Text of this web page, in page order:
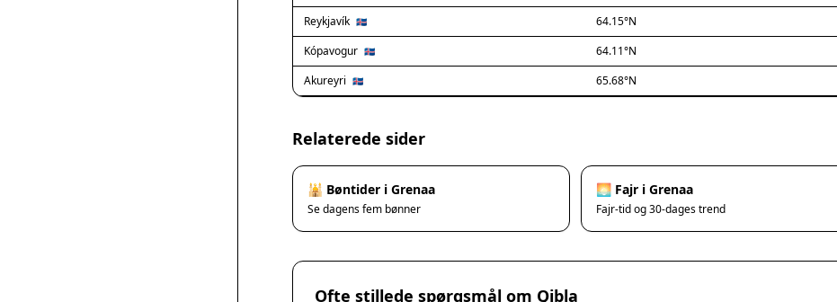
Reykjavík 🇮🇸 64.15°N
Kópavogur 🇮🇸 64.11°N
Akureyri 🇮🇸 65.68°N
Relaterede sider
🕌 Bøntider i Grenaa
Se dagens fem bønner
🌅 Fajr i Grenaa
Fajr-tid og 30-dages trend
Ofte stillede spørgsmål om Qibla